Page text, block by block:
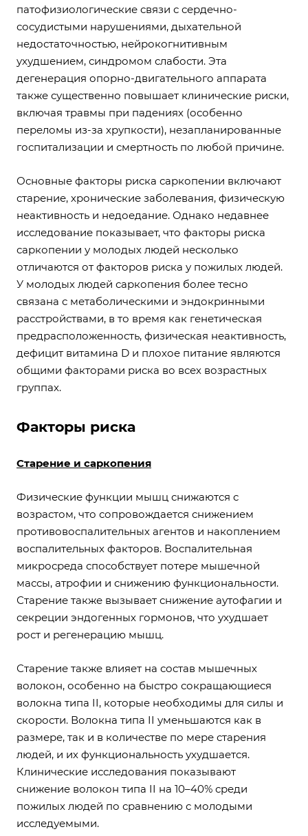
патофизиологические связи с сердечно-
сосудистыми нарушениями, дыхательной
недостаточностью, нейрокогнитивным
ухудшением, синдромом слабости. Эта
дегенерация опорно-двигательного аппарата
также существенно повышает клинические риски,
включая травмы при падениях (особенно
переломы из-за хрупкости), незапланированные
госпитализации и смертность по любой причине.
Основные факторы риска саркопении включают
старение, хронические заболевания, физическую
неактивность и недоедание. Однако недавнее
исследование показывает, что факторы риска
саркопении у молодых людей несколько
отличаются от факторов риска у пожилых людей.
У молодых людей саркопения более тесно
связана с метаболическими и эндокринными
расстройствами, в то время как генетическая
предрасположенность, физическая неактивность,
дефицит витамина D и плохое питание являются
общими факторами риска во всех возрастных
группах.
Факторы риска
Старение и саркопения
Физические функции мышц снижаются с
возрастом, что сопровождается снижением
противовоспалительных агентов и накоплением
воспалительных факторов. Воспалительная
микросреда способствует потере мышечной
массы, атрофии и снижению функциональности.
Старение также вызывает снижение аутофагии и
секреции эндогенных гормонов, что ухудшает
рост и регенерацию мышц.
Старение также влияет на состав мышечных
волокон, особенно на быстро сокращающиеся
волокна типа II, которые необходимы для силы и
скорости. Волокна типа II уменьшаются как в
размере, так и в количестве по мере старения
людей, и их функциональность ухудшается.
Клинические исследования показывают
снижение волокон типа II на 10–40% среди
пожилых людей по сравнению с молодыми
исследуемыми.